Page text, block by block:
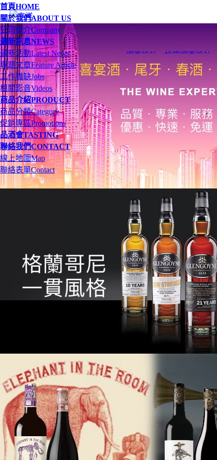
首頁HOME
關於我們ABOUT US
公司簡介Company
最新訊息NEWS
最新活動Latest News
專題文章Feature Article
工作職缺Jobs
相關影音Videos
商品介紹PRODUCT
商品分類Category
促銷專區Promotions
品酒會TASTING
聯絡我們CONTACT
線上地圖Map
聯絡表單Contact
網頁設計 桃園網頁設計